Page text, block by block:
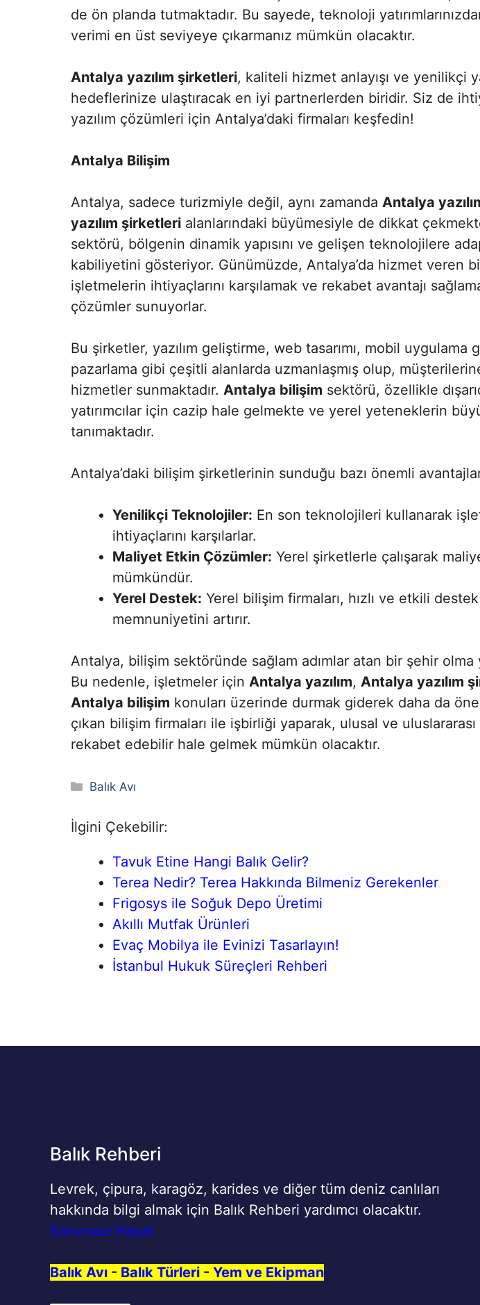
de ön planda tutmaktadır. Bu sayede, teknoloji
verimi en üst seviyeye çıkarmanız mümkün olacaktır.
Antalya yazılım şirketleri, kaliteli hizmet anlayışı ve yenilikçi
hedeflerinize ulaştıracak en iyi partnerlerden biridir. Siz de
yazılım çözümleri için Antalya’daki firmaları keşfedin!
Antalya Bilişim
Antalya, sadece turizmiyle değil, aynı zamanda Antalya
yazılım şirketleri alanlarındaki büyümesiyle de dikkat
sektörü, bölgenin dinamik yapısını ve gelişen teknolojilere
kabiliyetini gösteriyor. Günümüzde, Antalya’da hizmet veren
işletmelerin ihtiyaçlarını karşılamak ve rekabet avantajı
çözümler sunuyorlar.
Bu şirketler, yazılım geliştirme, web tasarımı, mobil uygulama
pazarlama gibi çeşitli alanlarda uzmanlaşmış olup,
hizmetler sunmaktadır. Antalya bilişim sektörü, özellikle
yatırımcılar için cazip hale gelmekte ve yerel yeteneklerin
tanımaktadır.
Antalya’daki bilişim şirketlerinin sunduğu bazı önemli
Yenilikçi Teknolojiler: En son teknolojileri kullanarak
ihtiyaçlarını karşılarlar.
Maliyet Etkin Çözümler: Yerel şirketlerle çalışarak
mümkündür.
Yerel Destek: Yerel bilişim firmaları, hızlı ve etkili
memnuniyetini artırır.
Antalya, bilişim sektöründe sağlam adımlar atan bir şehir
Bu nedenle, işletmeler için Antalya yazılım, Antalya yazılım
Antalya bilişim konuları üzerinde durmak giderek daha da
çıkan bilişim firmaları ile işbirliği yaparak, ulusal ve
rekabet edebilir hale gelmek mümkün olacaktır.
Kategoriler
Balık Avı
İlgini Çekebilir:
Tavuk Etine Hangi Balık Gelir?
Terea Nedir? Terea Hakkında Bilmeniz Gerekenler
Frigosys ile Soğuk Depo Üretimi
Akıllı Mutfak Ürünleri
Evaç Mobilya ile Evinizi Tasarlayın!
İstanbul Hukuk Süreçleri Rehberi
Balık Rehberi
Levrek, çipura, karagöz, karides ve diğer tüm deniz canlıları
hakkında bilgi almak için Balık Rehberi yardımcı olacaktır.
Sorunsuz Hayat
Balık Avı - Balık Türleri - Yem ve Ekipman